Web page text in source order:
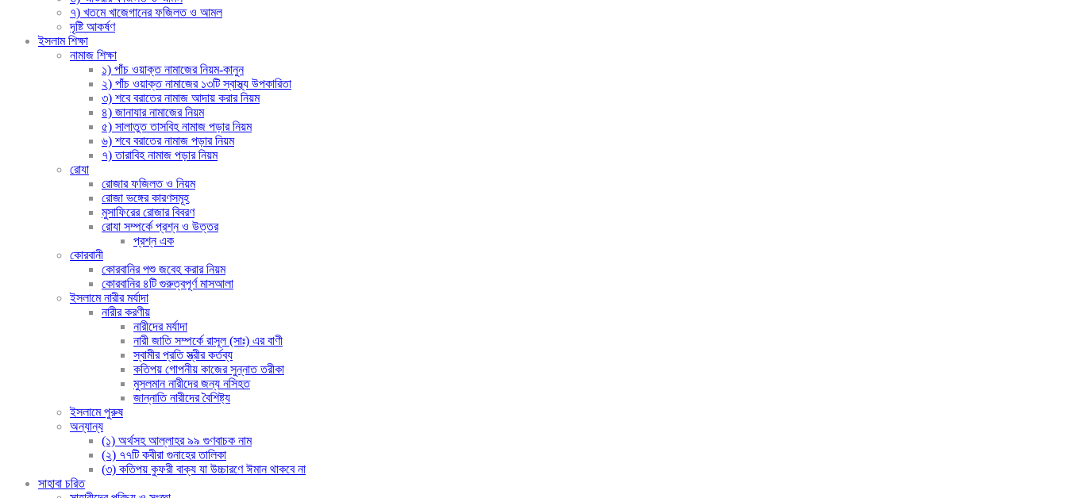
৭) খতমে খাজেগানের ফজিলত ও আমল
দৃষ্টি আকর্ষণ
ইসলাম শিক্ষা
নামাজ শিক্ষা
১) পাঁচ ওয়াক্ত নামাজের নিয়ম-কানুন
২) পাঁচ ওয়াক্ত নামাজের ১৩টি স্বাস্থ্য উপকারিতা
৩) শবে বরাতের নামাজ আদায় করার নিয়ম
৪) জানাযার নামাজের নিয়ম
৫) সালাতুত তাসবিহ নামাজ পড়ার নিয়ম
৬) শবে বরাতের নামাজ পড়ার নিয়ম
৭) তারাবিহ নামাজ পড়ার নিয়ম
রোযা
রোজার ফজিলত ও নিয়ম
রোজা ভঙ্গের কারণসমূহ
মুসাফিরের রোজার বিবরণ
রোযা সম্পর্কে প্রশ্ন ও উত্তর
প্রশ্ন এক
কোরবানী
কোরবানির পশু জবেহ করার নিয়ম
কোরবানির ৪টি গুরুত্বপূর্ণ মাসআলা
ইসলামে নারীর মর্যাদা
নারীর করণীয়
নারীদের মর্যাদা
নারী জাতি সম্পর্কে রাসূল (সাঃ) এর বাণী
স্বামীর প্রতি স্ত্রীর কর্তব্য
কতিপয় গোপনীয় কাজের সুন্নাত তরীকা
মুসলমান নারীদের জন্য নসিহত
জান্নাতি নারীদের বৈশিষ্ট্য
ইসলামে পুরুষ
অন্যান্য
(১) অর্থসহ আল্লাহর ৯৯ গুণবাচক নাম
(২) ৭৭টি কবীরা গুনাহের তালিকা
(৩) কতিপয় কুফরী বাক্য যা উচ্চারণে ঈমান থাকবে না
সাহাবা চরিত